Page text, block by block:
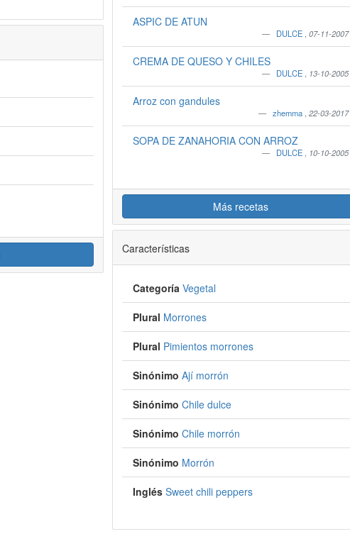
ASPIC DE ATUN
DULCE ,07-11-2007
CREMA DE QUESO Y CHILES
DULCE 13-10-2005
Arroz con gandules
zhemma ,22-03-2017
SOPA DE ZANAHORIA CON ARROZ
DULCE 10-10-2005
Más recetas
Características
Categoría Vegetal
Plural Morrones
Plural Pimientos morrones
Sinónimo Ají morrón
Sinónimo Chile dulce
Sinónimo Chile morrón
Sinónimo Morrón
Inglés Sweet chili peppers